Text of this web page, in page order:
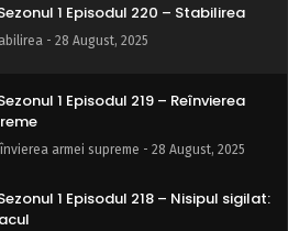
1 Episodul 220 – Stabilirea
- 28 August, 2025
1 Episodul 219 – Reînvierea
armei supreme - 28 August, 2025
1 Episodul 218 – Nisipul sigilat: